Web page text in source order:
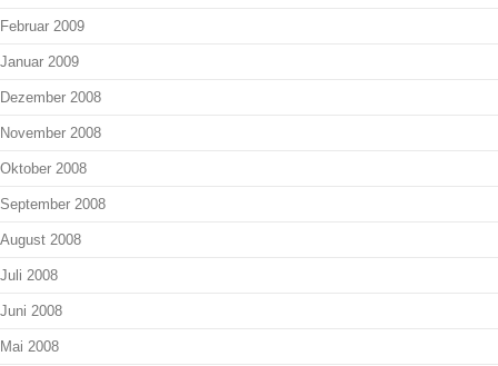
Februar 2009
Januar 2009
Dezember 2008
November 2008
Oktober 2008
September 2008
August 2008
Juli 2008
Juni 2008
Mai 2008